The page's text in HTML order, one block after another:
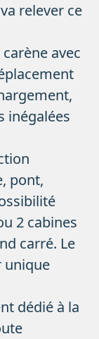
relever ce
avec
inégalées
pont,
2 cabines
carré. Le
unique
dédié à la